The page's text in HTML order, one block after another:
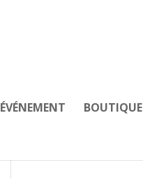
ÉVÉNEMENT
BOUTIQUE